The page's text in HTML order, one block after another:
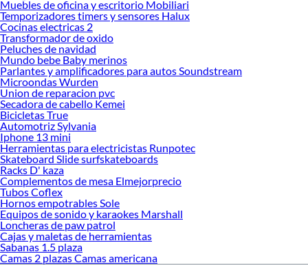
Muebles de oficina y escritorio Mobiliari
Temporizadores timers y sensores Halux
Cocinas electricas 2
Transformador de oxido
Peluches de navidad
Mundo bebe Baby merinos
Parlantes y amplificadores para autos Soundstream
Microondas Wurden
Union de reparacion pvc
Secadora de cabello Kemei
Bicicletas True
Automotriz Sylvania
Iphone 13 mini
Herramientas para electricistas Runpotec
Skateboard Slide surfskateboards
Racks D' kaza
Complementos de mesa Elmejorprecio
Tubos Coflex
Hornos empotrables Sole
Equipos de sonido y karaokes Marshall
Loncheras de paw patrol
Cajas y maletas de herramientas
Sabanas 1.5 plaza
Camas 2 plazas Camas americana